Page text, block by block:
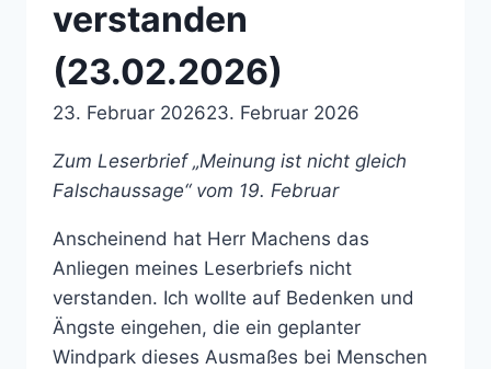
verstanden
(23.02.2026)
23. Februar 202623. Februar 2026
Zum Leserbrief „Meinung ist nicht gleich
Falschaussage“ vom 19. Februar
Anscheinend hat Herr Machens das
Anliegen meines Leserbriefs nicht
verstanden. Ich wollte auf Bedenken und
Ängste eingehen, die ein geplanter
Windpark dieses Ausmaßes bei Menschen